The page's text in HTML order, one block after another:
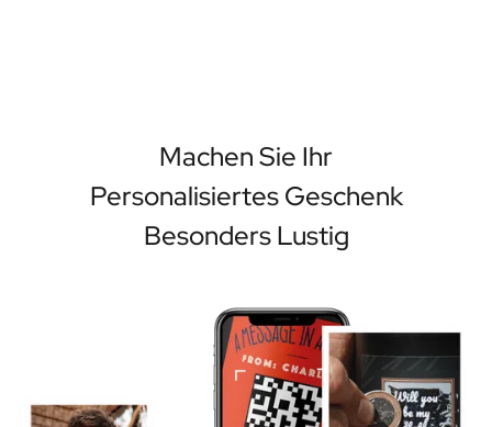
Machen Sie Ihr
Personalisiertes Geschenk
Besonders Lustig